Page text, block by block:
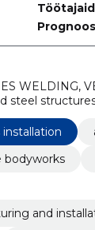
WELDING,
steel
systems
welding
bodyworks
and